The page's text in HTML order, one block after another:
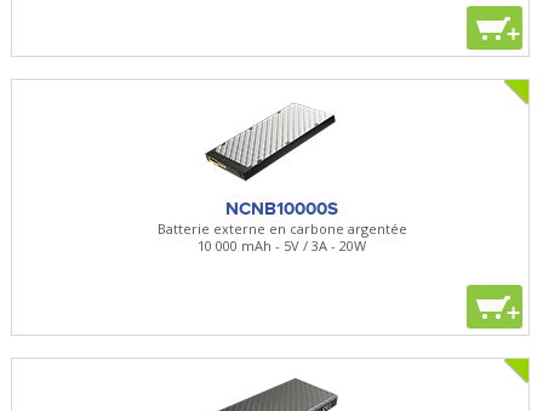
+
NCNB10000S
Batterie externe en carbone argentée
10 000 mAh - 5V / 3A - 20W
+